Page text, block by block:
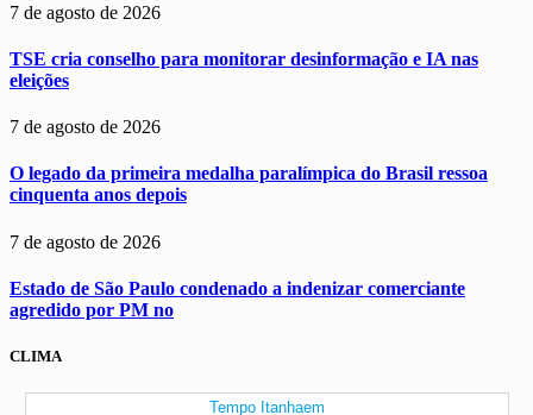
7 de agosto de 2026
TSE cria conselho para monitorar desinformação e IA nas
eleições
7 de agosto de 2026
O legado da primeira medalha paralímpica do Brasil ressoa
cinquenta anos depois
7 de agosto de 2026
Estado de São Paulo condenado a indenizar comerciante
agredido por PM no
CLIMA